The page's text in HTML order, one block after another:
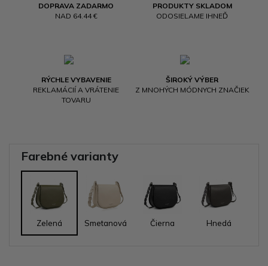
DOPRAVA ZADARMO
NAD 64.44 €
PRODUKTY SKLADOM
ODOSIELAME IHNEĎ
RÝCHLE VYBAVENIE
REKLAMÁCIÍ A VRÁTENIE
TOVARU
ŠIROKÝ VÝBER
Z MNOHÝCH MÓDNYCH ZNAČIEK
Farebné varianty
Zelená Smetanová Čierna Hnedá